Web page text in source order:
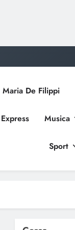
De Filippi
Musica
Sport